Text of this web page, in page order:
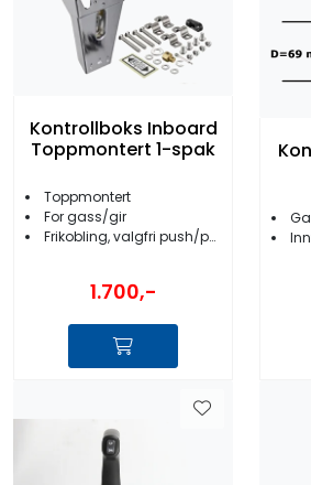
Kontrollboks Inboard
Toppmontert 1-spak
Toppmontert
For gass/gir
Frikobling, valgfri push/pull
1.700,-